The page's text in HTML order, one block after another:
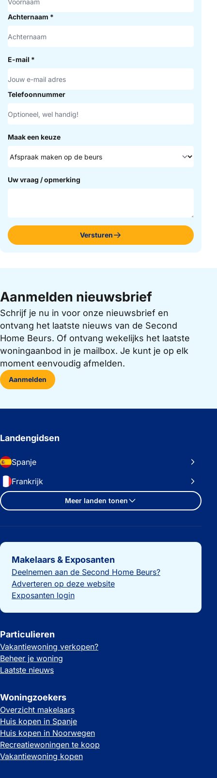
Achternaam *
E-mail *
Telefoonnummer
Maak een keuze
Uw vraag / opmerking
Versturen
Aanmelden nieuwsbrief
Schrijf je nu in voor onze nieuwsbrief en
ontvang het laatste nieuws van de Second
Home Beurs. Of ontvang wekelijks het laatste
woningaanbod in je mailbox. Je kunt je op elk
moment eenvoudig afmelden.
Aanmelden
Landengidsen
Spanje
Frankrijk
Meer landen tonen
Belangrijke links
Makelaars & Exposanten
Deelnemen aan de Second Home Beurs?
Adverteren op deze website
Exposanten login
Particulieren
Vakantiewoning verkopen?
Beheer je woning
Laatste nieuws
Woningzoekers
Overzicht makelaars
Huis kopen in Spanje
Huis kopen in Noorwegen
Recreatiewoningen te koop
Vakantiewoning kopen